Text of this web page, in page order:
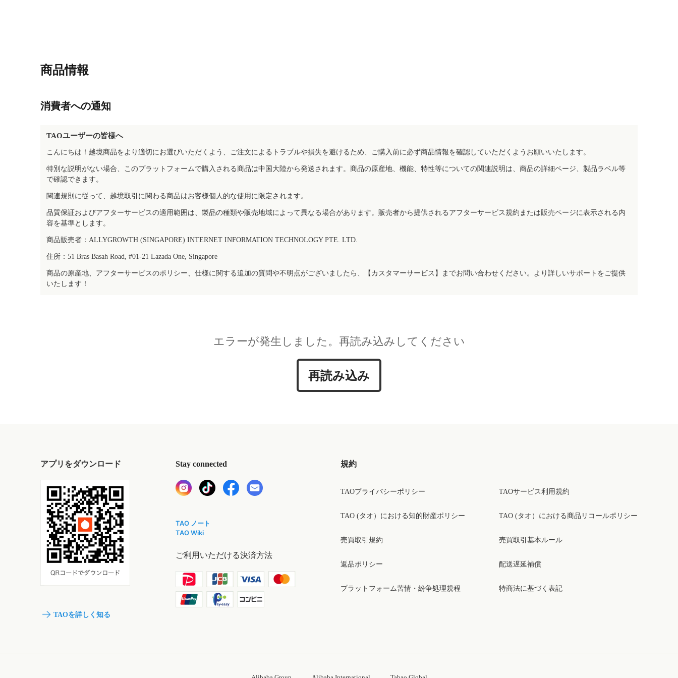
商品情報
消費者への通知
TAOユーザーの皆様へ
こんにちは！越境商品をより適切にお選びいただくよう、ご注文によるトラブルや損失を避けるため、ご購入前に必ず商品情報を確認していただくようお願いいたします。
特別な説明がない場合、このプラットフォームで購入される商品は中国大陸から発送されます。商品の原産地、機能、特性等についての関連説明は、商品の詳細ページ、製品ラベル等
で確認できます。
関連規則に従って、越境取引に関わる商品はお客様個人的な使用に限定されます。
品質保証およびアフターサービスの適用範囲は、製品の種類や販売地域によって異なる場合があります。販売者から提供されるアフターサービス規約または販売ページに表示される内
容を基準とします。
商品販売者：ALLYGROWTH (SINGAPORE) INTERNET INFORMATION TECHNOLOGY PTE. LTD.
住所：51 Bras Basah Road, #01-21 Lazada One, Singapore
商品の原産地、アフターサービスのポリシー、仕様に関する追加の質問や不明点がございましたら、【カスタマーサービス】までお問い合わせください。より詳しいサポートをご提供
いたします！
エラーが発生しました。再読み込みしてください
再読み込み
アプリをダウンロード
TAOを詳しく知る
Stay connected
TAO ノート
TAO Wiki
ご利用いただける決済方法
規約
TAOプライバシーポリシー
TAO (タオ）における知的財産ポリシー
売買取引規約
返品ポリシー
プラットフォーム苦情・紛争処理規程
TAOサービス利用規約
TAO (タオ）における商品リコールポリシー
売買取引基本ルール
配送遅延補償
特商法に基づく表記